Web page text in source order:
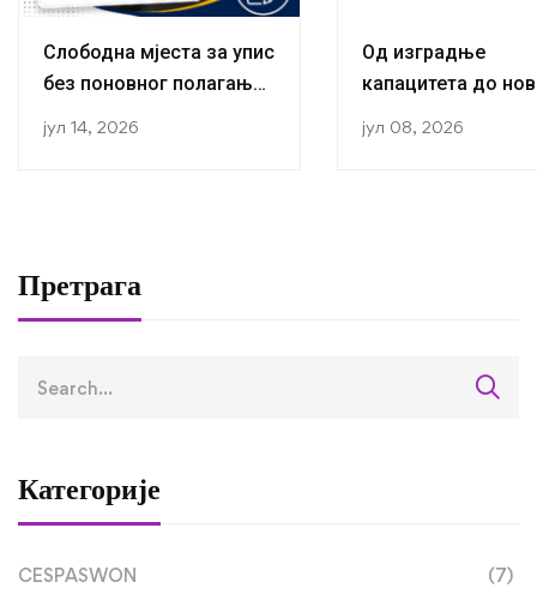
Слободна мјеста за упис
без поновног полагања
јул 14, 2026
Од изградње
капацитета до
јул 08, 2026
Претрага
Категорије
CESPASWON (7)